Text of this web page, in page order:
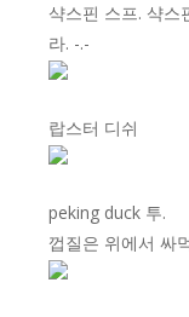
샥스핀 스프. 샥스
라. -.-
랍스터 디쉬
peking duck 투.
껍질은 위에서 싸